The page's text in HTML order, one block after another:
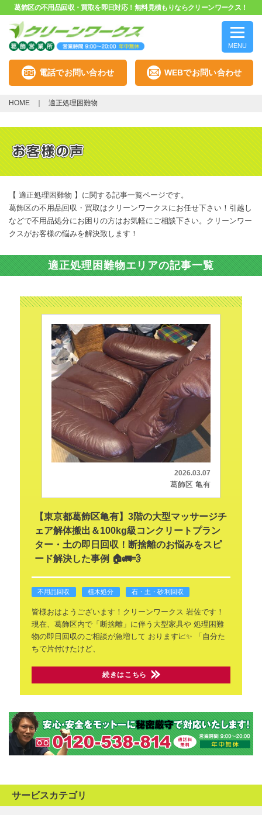
葛飾区の不用品回収・買取を即日対応！無料見積もりならクリーンワークス！
MENU
電話でお問い合わせ WEBでお問い合わせ
HOME 適正処理困難物
【 適正処理困難物 】に関する記事一覧ページです。
葛飾区の不用品回収・買取はクリーンワークスにお任せ下さい！引越し
などで不用品処分にお困りの方はお気軽にご相談下さい。クリーンワー
クスがお客様の悩みを解決致します！
適正処理困難物エリアの記事一覧
2026.03.07
葛飾区 亀有
【東京都葛飾区亀有】3階の大型マッサージチ
ェア解体搬出＆100kg級コンクリートプラン
ター・土の即日回収！断捨離のお悩みをスピ
ード解決した事例 🏠🚛💨
不用品回収 植木処分 石・土・砂利回収
皆様おはようございます！クリーンワークス 岩佐です！
現在、葛飾区内で「断捨離」に伴う大型家具や処理困難
物の即日回収のご相談が急増して おります📈✨
「自分た
ちで片付けたけど、
続きはこちら
サービスカテゴリ